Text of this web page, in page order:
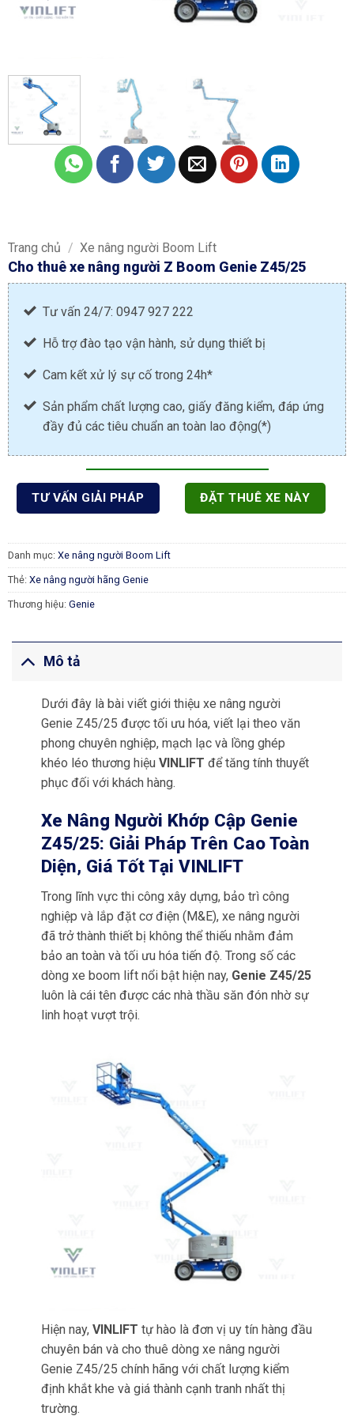
Trang chủ / Xe nâng người Boom Lift
Cho thuê xe nâng người Z Boom Genie Z45/25
Tư vấn 24/7: 0947 927 222
Hỗ trợ đào tạo vận hành, sử dụng thiết bị
Cam kết xử lý sự cố trong 24h*
Sản phẩm chất lượng cao, giấy đăng kiểm, đáp ứng
đầy đủ các tiêu chuẩn an toàn lao động(*)
TƯ VẤN GIẢI PHÁP ĐẶT THUÊ XE NÀY
Danh mục: Xe nâng người Boom Lift
Thẻ: Xe nâng người hãng Genie
Thương hiệu: Genie
Mô tả
Dưới đây là bài viết giới thiệu xe nâng người
Genie Z45/25 được tối ưu hóa, viết lại theo văn
phong chuyên nghiệp, mạch lạc và lồng ghép
khéo léo thương hiệu VINLIFT để tăng tính thuyết
phục đối với khách hàng.
Xe Nâng Người Khớp Cập Genie
Z45/25: Giải Pháp Trên Cao Toàn
Diện, Giá Tốt Tại VINLIFT
Trong lĩnh vực thi công xây dựng, bảo trì công
nghiệp và lắp đặt cơ điện (M&E), xe nâng người
đã trở thành thiết bị không thể thiếu nhằm đảm
bảo an toàn và tối ưu hóa tiến độ. Trong số các
dòng xe boom lift nổi bật hiện nay, Genie Z45/25
luôn là cái tên được các nhà thầu săn đón nhờ sự
linh hoạt vượt trội.
Hiện nay, VINLIFT tự hào là đơn vị uy tín hàng đầu
chuyên bán và cho thuê dòng xe nâng người
Genie Z45/25 chính hãng với chất lượng kiểm
định khắt khe và giá thành cạnh tranh nhất thị
trường.